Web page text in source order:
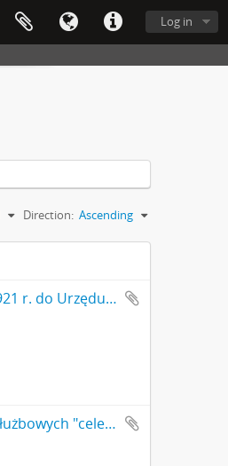
Log in
Direction: Ascending
Rękopis. Pismo konserwatora Michała Drewko z dnia 14 listopada 1921 r. do Urzędu Wojewódzkiego w Lublinie: "W sprawie przydzielenia lokalu przy ul. Niecałej No 1. dla Konserwatora okręgowego" (nr kanc. pisma 32/21) s. 2: strona z pieczątką Działu Dokumentacji PMA
Rękopis. Zestawienie rachunków za 1921 r. Załącznik do spisu kosztów odbytych podróży służbowych "celem inspekcji majątków parcelowanych". Spis konserwatora Michała Drewko sprawdzony i zwrócony do poprawy przez PGKZP (nr kanc. pisma 33/21)